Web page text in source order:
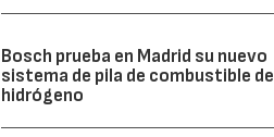
Bosch prueba en Madrid su nuevo
sistema de pila de combustible de
hidrógeno